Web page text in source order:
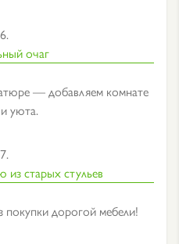
6.
очаг
— добавляем комнате
уюта.
7.
из старых стульев
дорогой мебели!